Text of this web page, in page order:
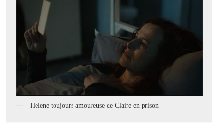
Helene toujours amoureuse de Claire en prison